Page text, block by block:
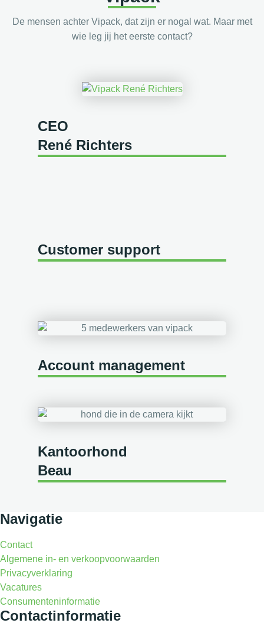
De mensen achter Vipack, dat zijn er nogal wat. Maar met
wie leg jij het eerste contact?
Customer support
CEO
René Richters
Kantoorhond
Beau
Account management
Navigatie
Contact
Algemene in- en verkoopvoorwaarden
Privacyverklaring
Vacatures
Consumenteninformatie
Contactinformatie